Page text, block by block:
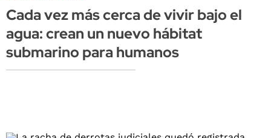
Cada vez más cerca de vivir bajo el
agua: crean un nuevo hábitat
submarino para humanos